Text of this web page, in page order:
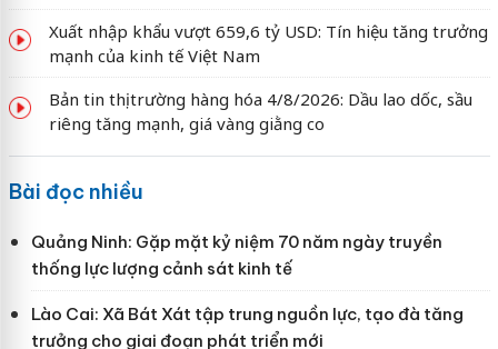
Xuất nhập khẩu vượt 659,6 tỷ USD: Tín hiệu tăng trưởng
mạnh của kinh tế Việt Nam
Bản tin thị trường hàng hóa 4/8/2026: Dầu lao dốc, sầu
riêng tăng mạnh, giá vàng giằng co
Bài đọc nhiều
Quảng Ninh: Gặp mặt kỷ niệm 70 năm ngày truyền
thống lực lượng cảnh sát kinh tế
Lào Cai: Xã Bát Xát tập trung nguồn lực, tạo đà tăng
trưởng cho giai đoạn phát triển mới